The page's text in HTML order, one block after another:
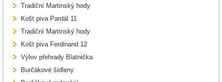
Tradiční Martinský hody
Košt piva Pardál 11
Tradiční Martinský hody
Košt piva Ferdinand 12
Výlov přehrady Blatnička
Burčákové šidleny